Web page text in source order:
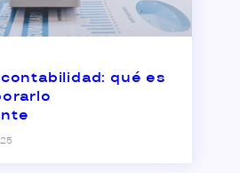
qué es